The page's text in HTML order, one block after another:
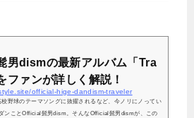
ることながら、実はあいみょんにとって、ライブDVDのリ
男dismの最新アルバム「Tra
ファンが詳しく解説！
official-hige-dandism-traveler
校野球のテーマソングに抜擢されるなど、今ノリにノってい
ンことOfficial髭男dism。そんなOfficial髭男dismが、この